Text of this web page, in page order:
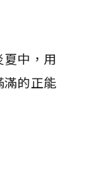
中，用
的正能